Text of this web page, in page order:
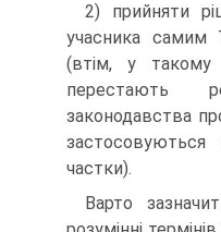
2) прийняти
учасника самим
(втім, у такому
перестають
законодавства
застосовуються
частки).
Варто